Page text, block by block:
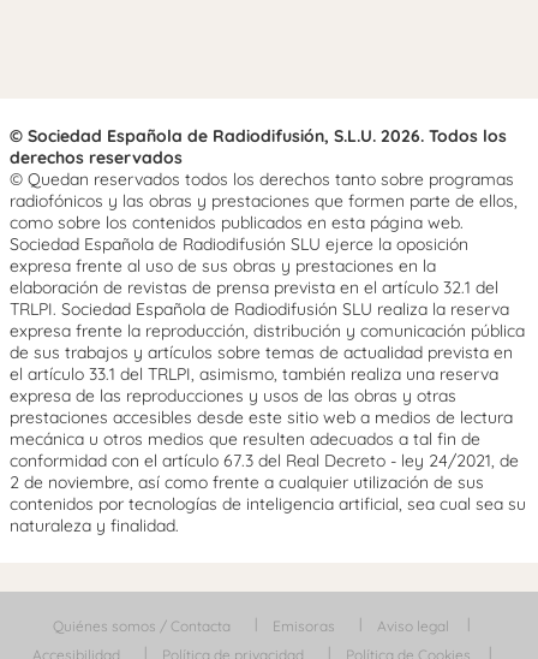
© Sociedad Española de Radiodifusión, S.L.U. 2026. Todos los
derechos reservados
© Quedan reservados todos los derechos tanto sobre programas
radiofónicos y las obras y prestaciones que formen parte de ellos,
como sobre los contenidos publicados en esta página web.
Sociedad Española de Radiodifusión SLU ejerce la oposición
expresa frente al uso de sus obras y prestaciones en la
elaboración de revistas de prensa prevista en el artículo 32.1 del
TRLPI. Sociedad Española de Radiodifusión SLU realiza la reserva
expresa frente la reproducción, distribución y comunicación pública
de sus trabajos y artículos sobre temas de actualidad prevista en
el artículo 33.1 del TRLPI, asimismo, también realiza una reserva
expresa de las reproducciones y usos de las obras y otras
prestaciones accesibles desde este sitio web a medios de lectura
mecánica u otros medios que resulten adecuados a tal fin de
conformidad con el artículo 67.3 del Real Decreto - ley 24/2021, de
2 de noviembre, así como frente a cualquier utilización de sus
contenidos por tecnologías de inteligencia artificial, sea cual sea su
naturaleza y finalidad.
Quiénes somos / Contacta Emisoras
Aviso legal
Accesibilidad
Política de privacidad Política de Cookies